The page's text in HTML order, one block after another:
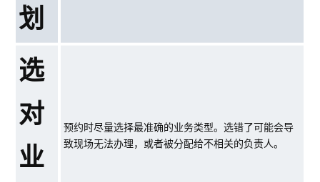
划
选
对
业
预约时尽量选择最准确的业务类型。选错了可能会导
致现场无法办理，或者被分配给不相关的负责人。